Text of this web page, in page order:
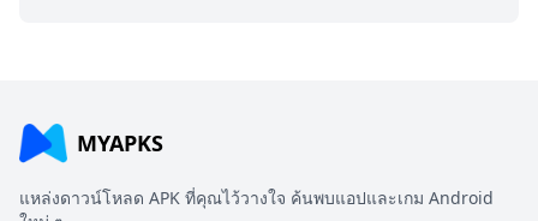
MYAPKS
แหล่งดาวน์โหลด APK ที่คุณไว้วางใจ ค้นพบแอปและเกม Android